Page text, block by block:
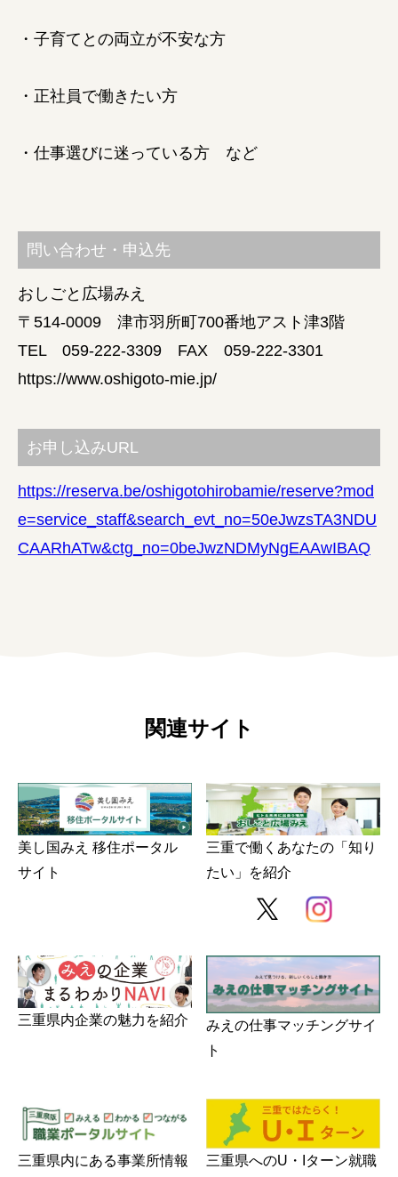
・子育てとの両立が不安な方
・正社員で働きたい方
・仕事選びに迷っている方 など
問い合わせ・申込先
おしごと広場みえ
〒514-0009 津市羽所町700番地アスト津3階
TEL 059-222-3309 FAX 059-222-3301
https://www.oshigoto-mie.jp/
お申し込みURL
https://reserva.be/oshigotohirobamie/reserve?mod
e=service_staff&search_evt_no=50eJwzsTA3NDU
CAARhATw&ctg_no=0beJwzNDMyNgEAAwIBAQ
関連サイト
美し国みえ 移住ポータル
サイト
三重で働くあなたの「知り
たい」を紹介
三重県内企業の魅力を紹介
みえの仕事マッチングサイ
ト
三重県内にある事業所情報
三重県へのU・Iターン就職